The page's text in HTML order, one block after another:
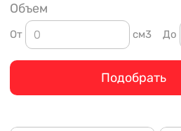
Объем
От см3 До
Подобрать